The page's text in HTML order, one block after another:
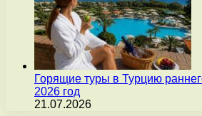
Горящие туры в Турцию
2026 год
21.07.2026